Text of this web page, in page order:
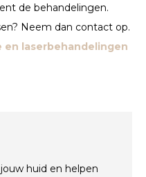
de behandelingen.
Neem dan contact op.
en laserbehandelingen
huid en helpen